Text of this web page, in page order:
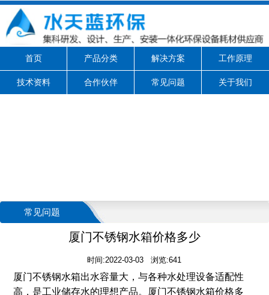
首页 产品分类 解决方案 工作原理
技术资料 合作伙伴 常见问题 关于我们
常见问题
厦门不锈钢水箱价格多少
时间:2022-03-03 浏览:641
厦门不锈钢水箱出水容量大，与各种水处理设备适配性
高，是工业储存水的理想产品。厦门不锈钢水箱价格多